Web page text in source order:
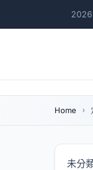
2026
Home
未分